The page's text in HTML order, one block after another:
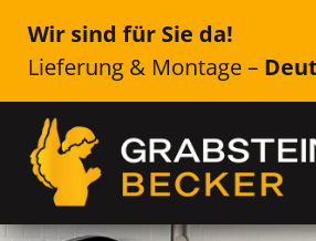
Wir sind für Sie da!
Lieferung & Montage –